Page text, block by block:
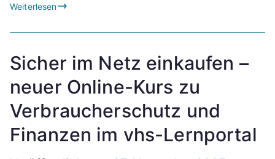
Weiterlesen
Sicher im Netz einkaufen –
neuer Online-Kurs zu
Verbraucherschutz und
Finanzen im vhs-Lernportal